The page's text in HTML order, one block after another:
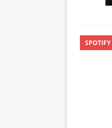
SPOTIFY